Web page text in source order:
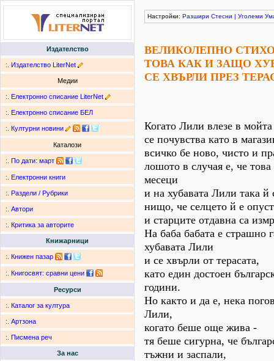
Издателство
:. Издателство LiterNet
Медии
:. Електронно списание LiterNet
:. Електронно списание БЕЛ
:. Културни новини
Каталози
:. По дати: март
:. Електронни книги
:. Раздели / Рубрики
:. Автори
:. Критика за авторите
Книжарници
:. Книжен пазар
:. Книгосвят: сравни цени
Ресурси
:. Каталог за култура
:. Артзона
:. Писмена реч
За нас
Настройки: Разшири Стесни | Уголеми
ВЕЛИКОЛЕПНО
ТОВА КАК И ЗАЩО
СЕ ХВЪРЛИ ПРЕЗ
Когато Лили влезе в
се почувства като в
всичко бе ново, чисто и
лошото в случая е, че
месеци
и на хубавата Лили така
нищо, че селцето й е
и старците отдавна са
На баба бабата е страшно
хубавата Лили
и се хвърли от терасата,
като един достоен
години.
Но както и да е, нека
Лили,
когато беше още жива -
тя беше сигурна, че
тъжни и заспали,